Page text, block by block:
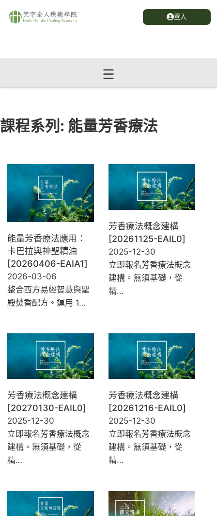
登入
課程系列: 能量芳香療法
能量芳香療法應用：
卡巴拉與神聖精油
[20260406-EAIA1]
2026-03-06
整合西方易經智慧與聖
殿焚香配方。運用 1…
芳香療法概念建構
[20261125-EAIL0]
2025-12-30
立即報名芳香療法概念
建構。無須基礎，從
精…
芳香療法概念建構
[20270130-EAIL0]
2025-12-30
立即報名芳香療法概念
建構。無須基礎，從
精…
芳香療法概念建構
[20261216-EAIL0]
2025-12-30
立即報名芳香療法概念
建構。無須基礎，從
精…